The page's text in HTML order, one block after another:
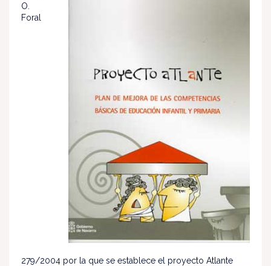
O.
Foral
279/2004 por la que se establece el proyecto Atlante